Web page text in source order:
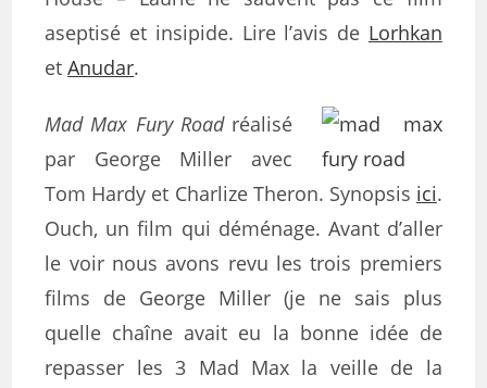
aseptisé et insipide. Lire l’avis de Lorhkan
etAnudar.
Mad Max Fury Roadréalisé
par George Miller avec
Tom Hardy et Charlize Theron. Synopsis ici.
Ouch, un film qui déménage. Avant d’aller
le voir nous avons revu les trois premiers
films de George Miller (je ne sais plus
quelle chaîne avait eu la bonne idée de
repasser les 3 Mad Max la veille de la